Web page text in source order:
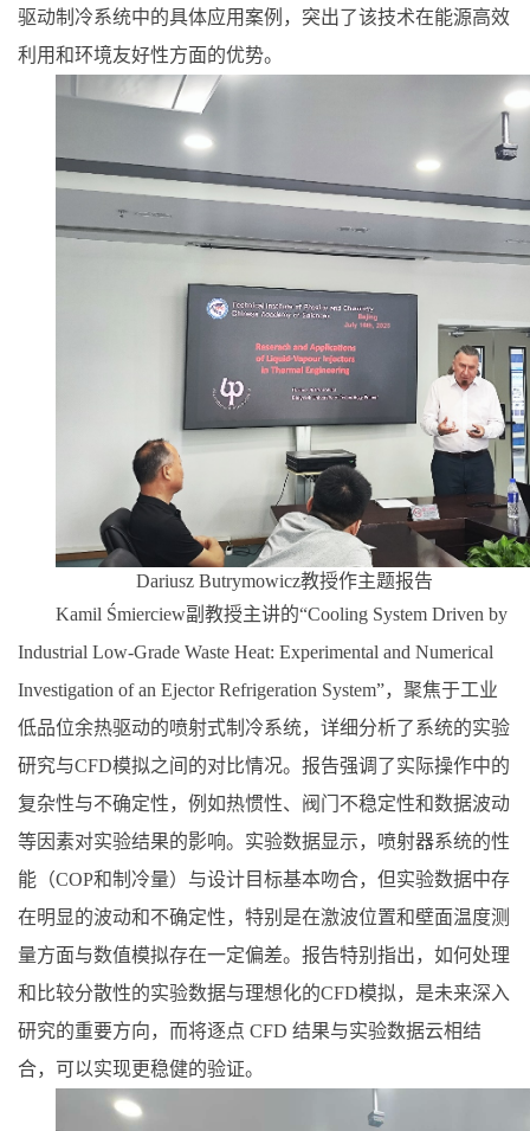
驱动制冷系统中的具体应用案例，突出了该技术在能源高效
利用和环境友好性方面的优势。
Dariusz Butrymowicz教授作主题报告
Kamil Śmierciew副教授主讲的“Cooling System Driven by
Industrial Low-Grade Waste Heat: Experimental and Numerical
Investigation of an Ejector Refrigeration System”，聚焦于工业
低品位余热驱动的喷射式制冷系统，详细分析了系统的实验
研究与CFD模拟之间的对比情况。报告强调了实际操作中的
复杂性与不确定性，例如热惯性、阀门不稳定性和数据波动
等因素对实验结果的影响。实验数据显示，喷射器系统的性
能（COP和制冷量）与设计目标基本吻合，但实验数据中存
在明显的波动和不确定性，特别是在激波位置和壁面温度测
量方面与数值模拟存在一定偏差。报告特别指出，如何处理
和比较分散性的实验数据与理想化的CFD模拟，是未来深入
研究的重要方向，而将逐点 CFD 结果与实验数据云相结
合，可以实现更稳健的验证。